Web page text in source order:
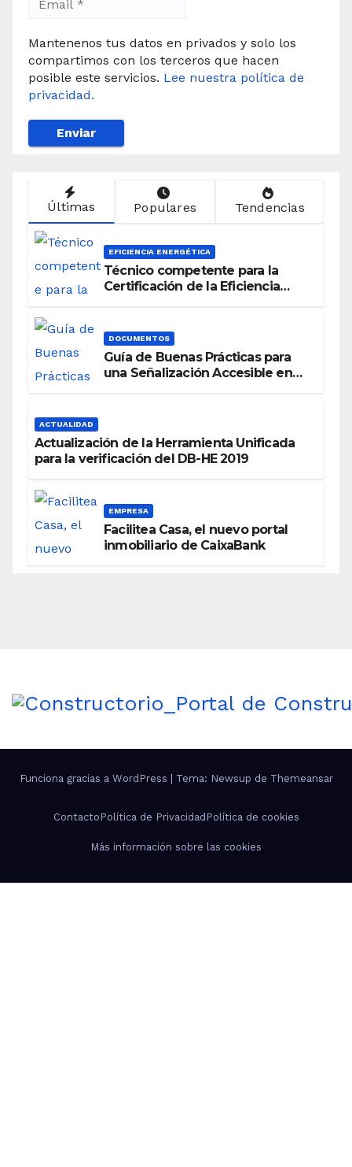
Mantenenos tus datos en privados y solo los
compartimos con los terceros que hacen
posible este servicios. Lee nuestra política de
privacidad.
Últimas Populares Tendencias
EFICIENCIA ENERGÉTICA
Técnico competente para la
Certificación de la Eficiencia
DOCUMENTOS
Guía de Buenas Prácticas para
una Señalización Accesible en
ACTUALIDAD
Actualización de la Herramienta Unificada
para la verificación del DB-HE 2019
EMPRESA
Facilitea Casa, el nuevo portal
inmobiliario de CaixaBank
Funciona gracias a WordPress Tema: Newsup de Themeansar
Contacto Política de Privacidad Política de cookies
Más información sobre las cookies